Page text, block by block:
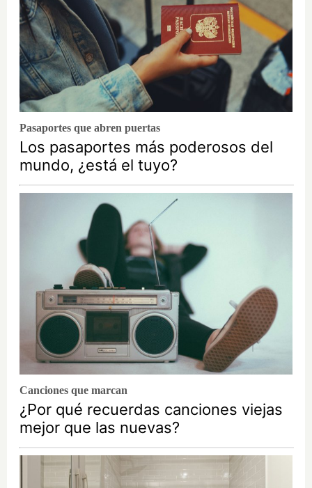
Pasaportes que abren puertas
Los pasaportes más poderosos del
mundo, ¿está el tuyo?
Canciones que marcan
¿Por qué recuerdas canciones viejas
mejor que las nuevas?